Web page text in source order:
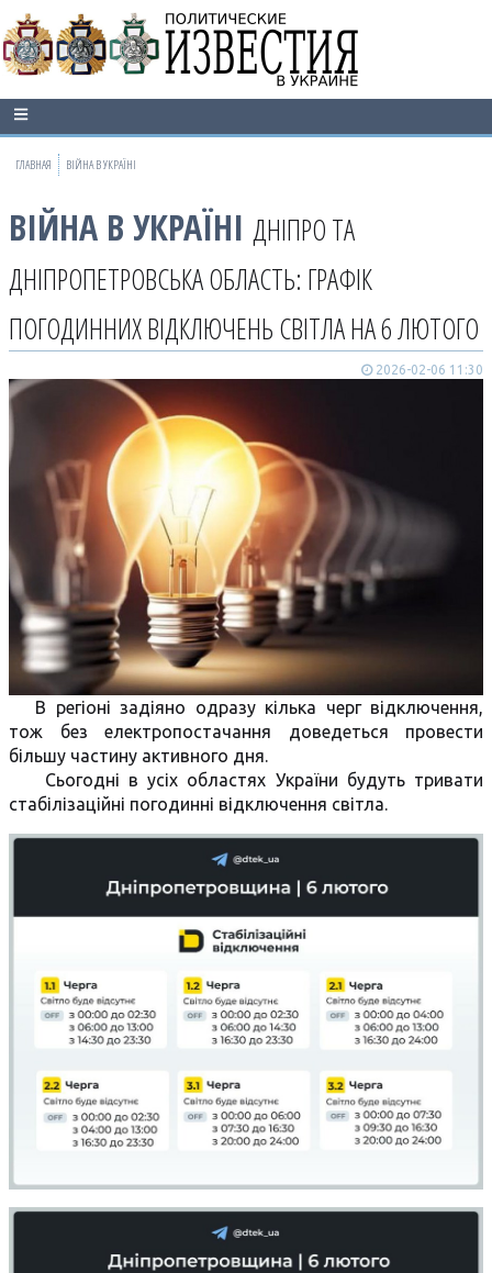
ГЛАВНАЯ ВІЙНА В УКРАЇНІ
ВІЙНА В УКРАЇНІ ДНІПРО ТА
ДНІПРОПЕТРОВСЬКА ОБЛАСТЬ: ГРАФІК
ПОГОДИННИХ ВІДКЛЮЧЕНЬ СВІТЛА НА 6 ЛЮТОГО
2026-02-06 11:30
В регіоні задіяно одразу кілька черг відключення,
тож без електропостачання доведеться провести
більшу частину активного дня.
Сьогодні в усіх областях України будуть тривати
стабілізаційні погодинні відключення світла.